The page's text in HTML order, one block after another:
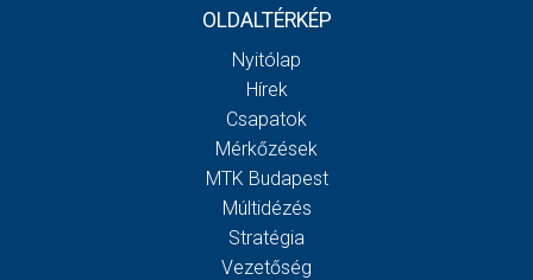
OLDALTÉRKÉP
Nyitólap
Hírek
Csapatok
Mérkőzések
MTK Budapest
Múltidézés
Stratégia
Vezetőség